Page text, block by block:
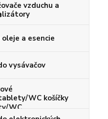
vzduchu a
oleje a esencie
vysávačov
WC košíčky